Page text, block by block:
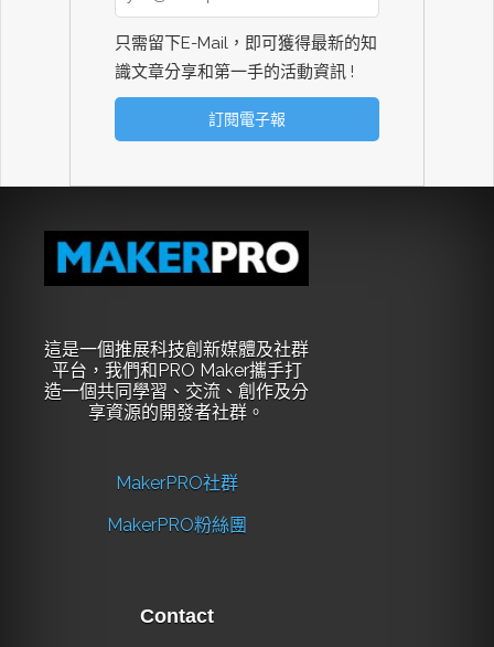
只需留下E-Mail，即可獲得最新的知
識文章分享和第一手的活動資訊 !
這是一個推展科技創新媒體及社群
平台，我們和PRO Maker攜手打
造一個共同學習、交流、創作及分
享資源的開發者社群。
MakerPRO社群
MakerPRO粉絲團
Contact